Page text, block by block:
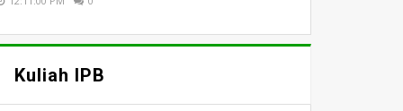
Kuliah IPB